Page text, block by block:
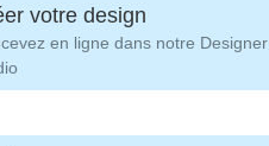
votre design
en ligne dans notre Designer